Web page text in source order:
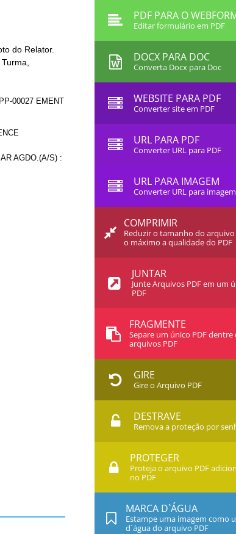
do Relator.
00027 EMENT
AGDO.(A/S) :
PDF PARA O
Editar formulário em PDF
DOCX PARA DOC
Converta Docx para Doc
WEBSITE PARA PDF
Converter site em PDF
URL PARA PDF
Converter URL para PDF
URL PARA IMAGEM
Converter URL para imagem
COMPRIMIR
Reduzir o tamanho do
o máximo a qualidade do PDF
JUNTAR
Junte Arquivos PDF em um
PDF
FRAGMENTE
Separe um único PDF dentre
arquivos PDF
GIRE
Gire o Arquivo PDF
DESTRAVE
Remova a proteção por
PROTEGER
Proteja o arquivo PDF
no PDF
MARCA D`ÁGUA
Estampe uma imagem como
d`água do arquivo PDF